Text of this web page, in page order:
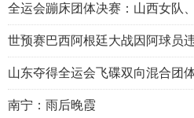
全运会蹦床团体决赛：山西女队
世预赛巴西阿根廷大战因阿球员
山东夺得全运会飞碟双向混合团
南宁：雨后晚霞